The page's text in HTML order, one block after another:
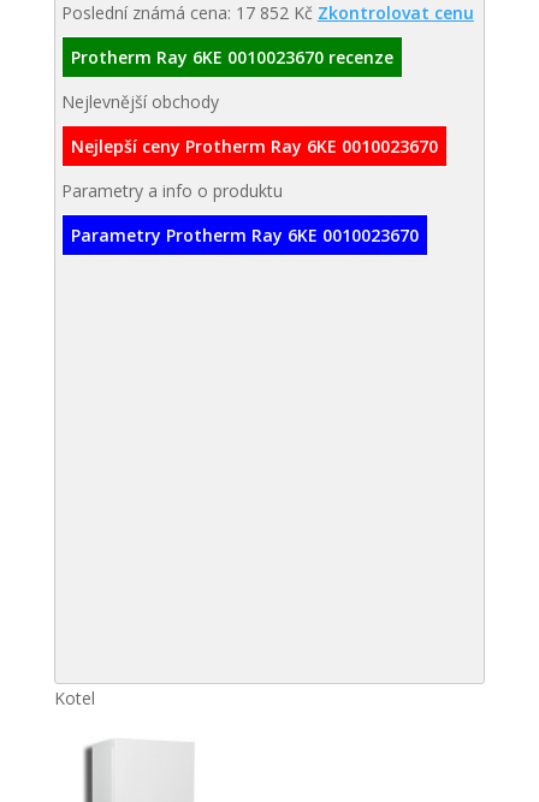
Poslední známá cena: 17 852 Kč Zkontrolovat cenu
Protherm Ray 6KE 0010023670 recenze
Nejlevnější obchody
Nejlepší ceny Protherm Ray 6KE 0010023670
Parametry a info o produktu
Parametry Protherm Ray 6KE 0010023670
Kotel